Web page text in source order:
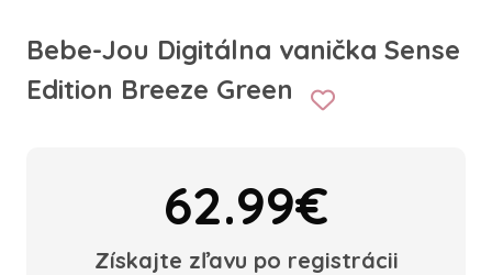
Bebe-Jou Digitálna vanička Sense
Edition Breeze Green
62.99€
Získajte zľavu po registrácii